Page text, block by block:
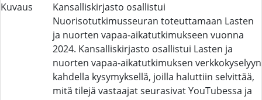
Kuvaus
Kansalliskirjasto osallistui
Nuorisotutkimusseuran toteuttamaan Lasten
ja nuorten vapaa-aikatutkimukseen vuonna
2024. Kansalliskirjasto osallistui Lasten ja
nuorten vapaa-aikatutkimuksen verkkokyselyyn
kahdella kysymyksellä, joilla haluttiin selvittää,
mitä tilejä vastaajat seurasivat YouTubessa ja